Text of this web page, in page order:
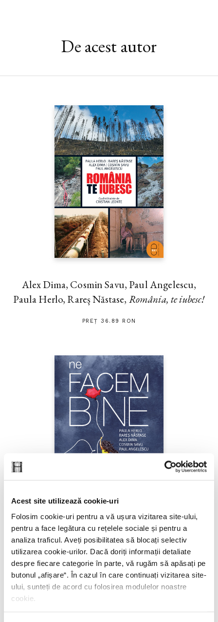
Acest site utilizează cookie-uri
Folosim cookie-uri pentru a vă ușura vizitarea site-ului,
pentru a face legătura cu rețelele sociale și pentru a
analiza traficul. Aveți posibilitatea să blocați selectiv
utilizarea cookie-urilor. Dacă doriți informații detaliate
despre fiecare categorie în parte, vă rugăm să apăsați pe
butonul „ afișare“. În cazul în care continuați vizitarea site-
ului, sunteți de acord cu folosirea modulelor noastre
cookie.
De acest autor
Alex Dima, Cosmin Savu, Paul Angelescu,
Paula Herlo, Rareș Năstase, România, te iubesc!
PREȚ 36.89 RON
Cosmin Savu, Rareș Năstase, Paula Herlo, Alex
Dima, Paul Angelescu,Ne facem bine